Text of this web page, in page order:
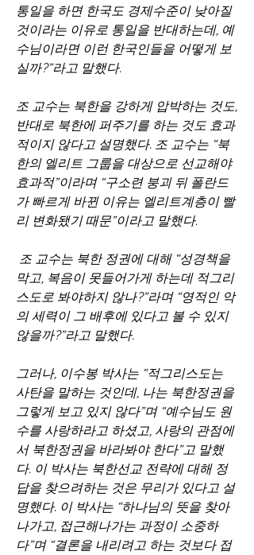
통일을 하면 한국도 경제수준이 낮아질
것이라는 이유로 통일을 반대하는데, 예
수님이라면 이런 한국인들을 어떻게 보
실까?”라고 말했다.
조 교수는 북한을 강하게 압박하는 것도,
반대로 북한에 퍼주기를 하는 것도 효과
적이지 않다고 설명했다. 조 교수는 “북
한의 엘리트 그룹을 대상으로 선교해야
효과적”이라며 “구소련 붕괴 뒤 폴란드
가 빠르게 바뀐 이유는 엘리트계층이 빨
리 변화됐기 때문”이라고 말했다.
막고, 복음이 못들어가게 하는데 적그리
스도로 봐야하지 않나?”라며 “영적인 악
의 세력이 그 배후에 있다고 볼 수 있지
않을까?”라고 말했다.
그러나, 이수봉 박사는 “적그리스도는
사탄을 말하는 것인데, 나는 북한정권을
그렇게 보고 있지 않다”며 “예수님도 원
수를 사랑하라고 하셨고, 사랑의 관점에
서 북한정권을 바라봐야 한다”고 말했
다. 이 박사는 북한선교 전략에 대해 정
답을 찾으려하는 것은 무리가 있다고 설
명했다. 이 박사는 “하나님의 뜻을 찾아
나가고, 접근해나가는 과정이 소중하
다”며 “결론을 내리려고 하는 것보다 접